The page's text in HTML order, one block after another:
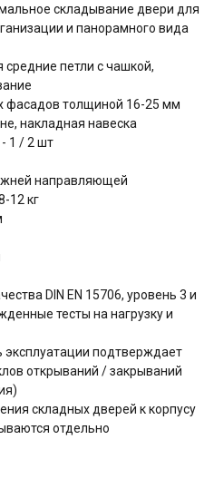
складывание двери для
и панорамного вида
средние петли с чашкой,
фасадов толщиной 16-25 мм
накладная навеска
- 1 / 2 шт
направляющей
12 кг
DIN EN 15706, уровень 3 и
тесты на нагрузку и
подтверждает
открываний / закрываний
складных дверей к корпусу
отдельно